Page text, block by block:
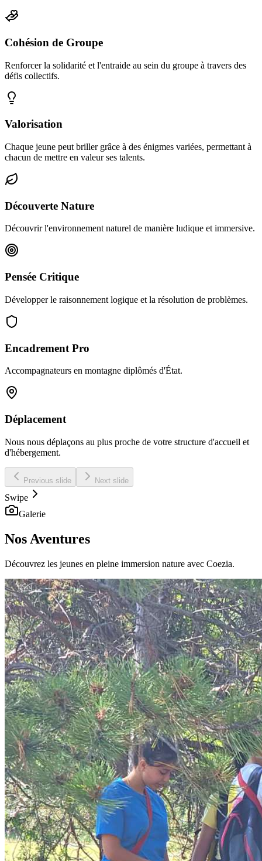
Cohésion de Groupe
Renforcer la solidarité et l'entraide au sein du groupe à travers des
défis collectifs.
Valorisation
Chaque jeune peut briller grâce à des énigmes variées, permettant à
chacun de mettre en valeur ses talents.
Découverte Nature
Découvrir l'environnement naturel de manière ludique et immersive.
Pensée Critique
Développer le raisonnement logique et la résolution de problèmes.
Encadrement Pro
Accompagnateurs en montagne diplômés d'État.
Déplacement
Nous nous déplaçons au plus proche de votre structure d'accueil et
d'hébergement.
Previous slide Next slide
Swipe
Galerie
Nos Aventures
Découvrez les jeunes en pleine immersion nature avec Coezia.